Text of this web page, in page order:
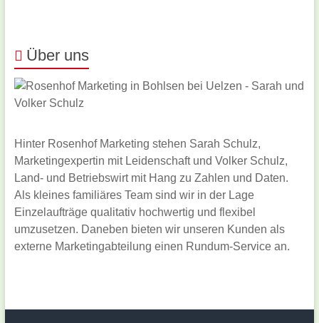
Über uns
Hinter Rosenhof Marketing stehen Sarah Schulz,
Marketingexpertin mit Leidenschaft und Volker Schulz,
Land- und Betriebswirt mit Hang zu Zahlen und Daten.
Als kleines familiäres Team sind wir in der Lage
Einzelaufträge qualitativ hochwertig und flexibel
umzusetzen. Daneben bieten wir unseren Kunden als
externe Marketingabteilung einen Rundum-Service an.